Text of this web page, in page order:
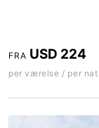
FRA USD 224
per værelse / per nat